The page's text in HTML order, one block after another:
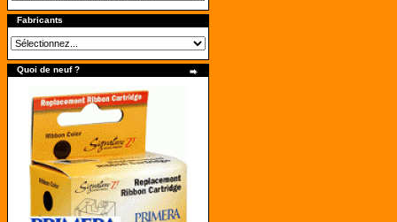
Fabricants
Quoi de neuf ?